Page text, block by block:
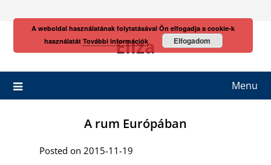
Eliza
Menu
A rum Európában
Posted on 2015-11-19
A weboldal használatának folytatásával Ön elfogadja a cookie-k
használatát További információk Elfogadom